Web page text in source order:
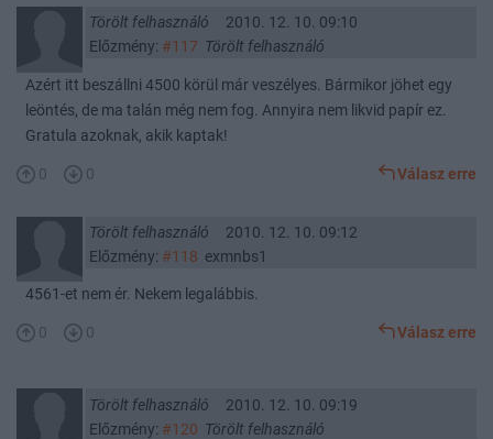
Törölt felhasználó
2010. 12. 10. 09:10
Előzmény: #117 Törölt felhasználó
Azért itt beszállni 4500 körül már veszélyes. Bármikor jöhet egy
leöntés, de ma talán még nem fog. Annyira nem likvid papír ez.
Gratula azoknak, akik kaptak!
0 0 Válasz erre
Törölt felhasználó
2010. 12. 10. 09:12
Előzmény: #118 exmnbs1
4561-et nem ér. Nekem legalábbis.
0 0 Válasz erre
Törölt felhasználó
2010. 12. 10. 09:19
Előzmény: #120 Törölt felhasználó